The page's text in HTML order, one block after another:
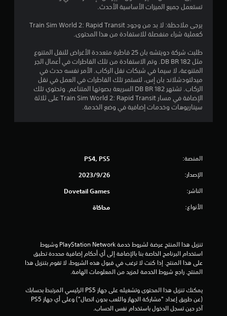
ج
م
م
ن
5
إ
ج
م
ا
تستعمل جميع الميزات الأساسية الأحدث.
يرجى ملاحظة: لا بد من وجود Train Sim World 2: Rapid Transit
كعملية شراء منفصلة للاستفادة من هذا المحتوى.
طلبت شركة دويتشه بان 25 قاطرة متعددة الأغراض للنقل المتنوع
مثل DB BR 182. وتم الاستفادة من تلك القاطرات في أعمال الجر
المتنوعة، لا سيما في شبكات نقل الركاب. الأمر نفسه حدث في
ميدلتودشلاند بان إس، لتستمر تلك القاطرات في العمل في نقل
الركاب. تشتهر DB BR 182 السريعة بصوتها المتناغم. وتحتوي تلك
الإضافة في مسار Train Sim World 2: Rapid Transit على ثلاثة
سيناريوهات وخدمات إضافية في وضع الخدمة.
المنصة: PS4, PS5
الإصدار: 26‏/9‏/2023
الناشر: Dovetail Games
الأنواع: محاكاة
المنتج. راجع شروط الخدمة لمزيد من المعلومات الهامة.
آخر حين تسجل الدخول باستخدام نفس الحساب.